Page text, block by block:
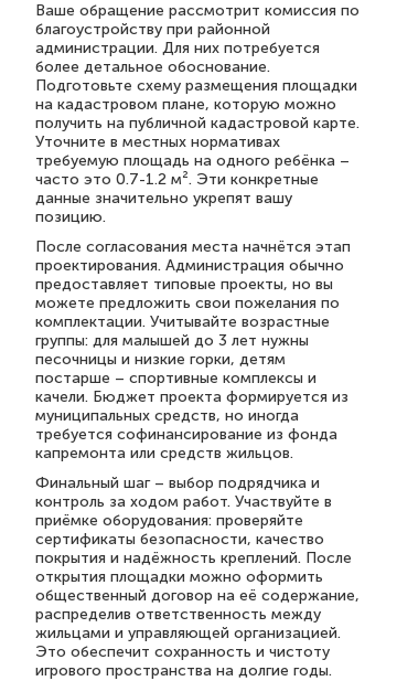
Ваше обращение рассмотрит комиссия по
благоустройству при районной
администрации. Для них потребуется
более детальное обоснование.
Подготовьте схему размещения площадки
на кадастровом плане, которую можно
получить на публичной кадастровой карте.
Уточните в местных нормативах
требуемую площадь на одного ребёнка –
часто это 0.7-1.2 м². Эти конкретные
данные значительно укрепят вашу
позицию.
После согласования места начнётся этап
проектирования. Администрация обычно
предоставляет типовые проекты, но вы
можете предложить свои пожелания по
комплектации. Учитывайте возрастные
группы: для малышей до 3 лет нужны
песочницы и низкие горки, детям
постарше – спортивные комплексы и
качели. Бюджет проекта формируется из
муниципальных средств, но иногда
требуется софинансирование из фонда
капремонта или средств жильцов.
Финальный шаг – выбор подрядчика и
контроль за ходом работ. Участвуйте в
приёмке оборудования: проверяйте
сертификаты безопасности, качество
покрытия и надёжность креплений. После
открытия площадки можно оформить
общественный договор на её содержание,
распределив ответственность между
жильцами и управляющей организацией.
Это обеспечит сохранность и чистоту
игрового пространства на долгие годы.